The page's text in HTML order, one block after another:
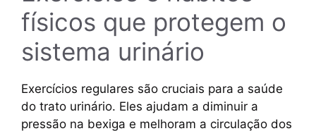
físicos que protegem o
sistema urinário
Exercícios regulares são cruciais para a saúde
do trato urinário. Eles ajudam a diminuir a
pressão na bexiga e melhoram a circulação dos